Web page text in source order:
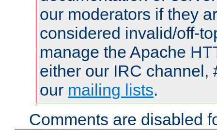
our moderators if they
considered invalid/off-
manage the Apache
either our IRC channel,
our mailing lists.
Comments are disabled